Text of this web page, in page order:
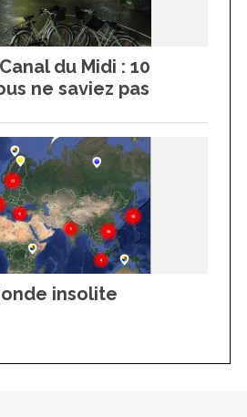
du Midi : 10
ne saviez pas
insolite